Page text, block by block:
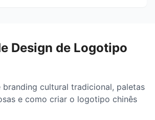
Design de Logotipo
branding cultural tradicional, paletas
e como criar o logotipo chinês